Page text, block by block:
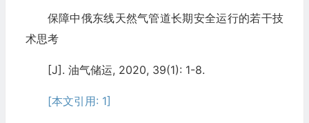
保障中俄东线天然气管道长期安全运行的若干技
术思考
[J]. 油气储运, 2020, 39(1): 1-8.
[本文引用: 1]